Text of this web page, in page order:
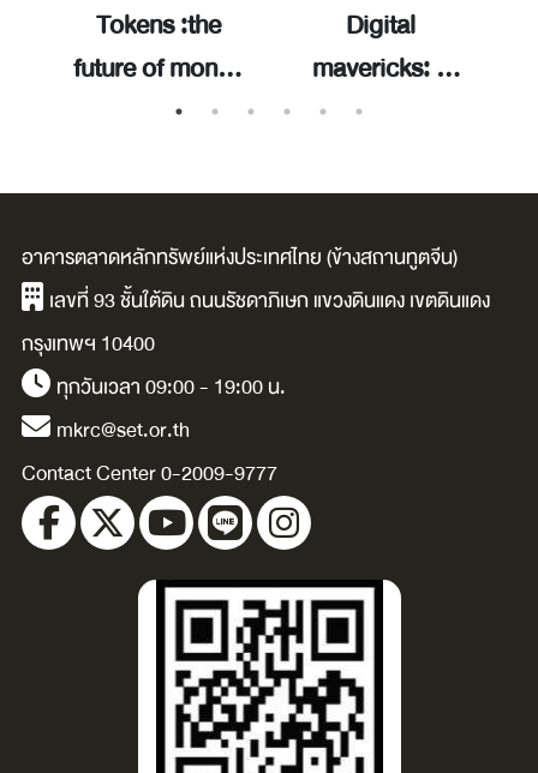
Tokens :the
future of money
in the age of the
/Rachel
O'Dwyer.
Digital
mavericks: a
guide to Web3,
becoming the
main character
of the next
อาคารตลาดหลักทรัพย์แห่งประเทศไทย (ข้างสถานทูตจีน)
เลขที่ 93 ชั้นใต้ดิน ถนนรัชดาภิเษก แขวงดินแดง เขตดินแดง
กรุงเทพฯ 10400
ทุกวันเวลา 09:00 - 19:00 น.
mkrc@set.or.th
Contact Center 0-2009-9777